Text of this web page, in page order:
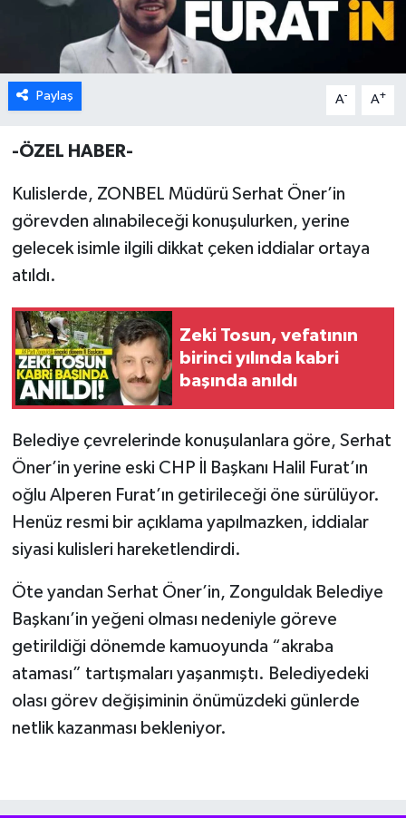
Paylaş A- A+
-ÖZEL HABER-
Kulislerde, ZONBEL Müdürü Serhat Öner’in
görevden alınabileceği konuşulurken, yerine
gelecek isimle ilgili dikkat çeken iddialar ortaya
atıldı.
Zeki Tosun, vefatının
birinci yılında kabri
başında anıldı
Belediye çevrelerinde konuşulanlara göre, Serhat
Öner’in yerine eski CHP İl Başkanı Halil Furat’ın
oğlu Alperen Furat’ın getirileceği öne sürülüyor.
Henüz resmi bir açıklama yapılmazken, iddialar
siyasi kulisleri hareketlendirdi.
Öte yandan Serhat Öner’in, Zonguldak Belediye
Başkanı’in yeğeni olması nedeniyle göreve
getirildiği dönemde kamuoyunda “akraba
ataması” tartışmaları yaşanmıştı. Belediyedeki
olası görev değişiminin önümüzdeki günlerde
netlik kazanması bekleniyor.